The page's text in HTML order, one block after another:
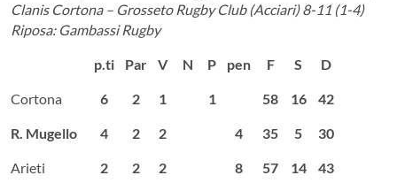
Clanis Cortona – Grosseto Rugby Club (Acciari) 8-11 (1-4)
Riposa: Gambassi Rugby
p.ti Par V N P pen F S D
Cortona 6 2 1 1 58 16 42
R. Mugello 4 2 2 4 35 5 30
Arieti 2 2 2 8 57 14 43